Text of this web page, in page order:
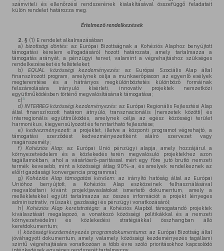
számviteli és ellenőrzési rendszerének kialakításával összefüggő feladatait
külön rendelet határozza meg.
Értelmező rendelkezések
2. § (1) E rendelet alkalmazásában
a) bizottsági döntés: az Európai Bizottságnak a Kohéziós Alaphoz benyújtott
támogatási kérelem elfogadásáról hozott határozata, amely tartalmazza a
támogatás arányát, a pénzügyi tervet, valamint a végrehajtáshoz szükséges
rendelkezéseket és feltételeket;
b)
EQUAL közösségi kezdeményezés:
az Európai Szociális Alap által
finanszírozott program, amelynek célja a munkaerőpiacon az egyenlő esélyek
megteremtése és a hátrányos megkülönböztetés különböző formáinak
felszámolására irányuló kísérleti, innovatív projektek nemzetközi
együttműködésben történő megvalósításának támogatása;
c) 3
d) INTERREG közösségi kezdeményezés: az Európai Regionális Fejlesztési Alap
által finanszírozott határon átnyúló, transznacionális (nemzetek közötti) és
interregionális együttműködés, amelynek célja az egész közösségi terület
harmonikus, kiegyensúlyozott és fenntartható fejlesztése;
e) kedvezményezett: a projektet, illetve a központi programot végrehajtó, a
támogatási szerződést kedvezményezettként aláíró szervezet vagy
magánszemély;
f)
Kohéziós Alap: az Európai Unió pénzügyi alapja, amely hozzájárul a
környezetvédelem és a közlekedés terén megvalósuló projektekhez azon
tagállamokban, ahol a vásárlóerő-paritással mért egy főre jutó bruttó nemzeti
termék kevesebb, mint a közösségi átlag 90%-a, és amelyek rendelkeznek az
előírt gazdasági konvergencia programmal;
g) Kohéziós Alap támogatási kérelem: az irányító hatóság által az Európai
Unióhoz benyújtott, a Kohéziós Alap eszközeinek felhasználásával
megvalósítani kívánt projektjavaslatokat ismertető dokumentum, amely a
mellékletekkel együtt tartalmazza az összes információt a projekt lényeges
adminisztratív, műszaki, gazdasági és pénzügyi vonatkozásáról;
h) Kohéziós Alap keretstratégia:
a Kohéziós Alapból támogatandó projektek
kiválasztását megalapozó, a vonatkozó közösségi politikákkal és a nemzeti
környezetvédelmi és közlekedési stratégiákkal összhangban álló
keretdokumentum;
i) közösségi kezdeményezés programdokumentuma: az Európai Bizottság által
jóváhagyott dokumentum, amely valamely közösségi kezdeményezés tagállami
szintű végrehajtására vonatkozóan a több évre szóló prioritásokhoz kapcsolódó